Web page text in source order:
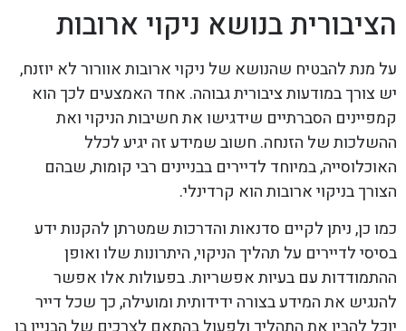
הציבורית בנושא ניקוי ארובות
על מנת להבטיח שהנושא של ניקוי ארובות אוורור לא יוזנח,
יש צורך במודעות ציבורית גבוהה. אחד האמצעים לכך הוא
קמפיינים הסברתיים שידגישו את חשיבות הניקוי ואת
ההשלכות של הזנחה. חשוב שמידע זה יגיע לכלל
האוכלוסייה, במיוחד לדיירים בבניינים רבי קומות, שבהם
הצורך בניקוי ארובות הוא קרדינלי.
כמו כן, ניתן לקיים סדנאות והדרכות שמטרתן להקנות ידע
בסיסי לדיירים על תהליך הניקוי, היתרונות שלו ואופן
ההתמודדות עם בעיות אפשריות. בפעולות אלו אפשר
להנגיש את המידע בצורה ידידותית ומועילה, כך שכל דייר